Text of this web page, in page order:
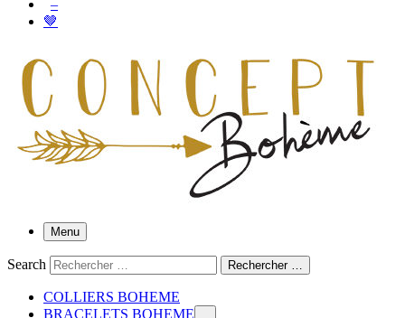
–
🤎
Menu
Search Rechercher …
COLLIERS BOHEME
BRACELETS BOHEME